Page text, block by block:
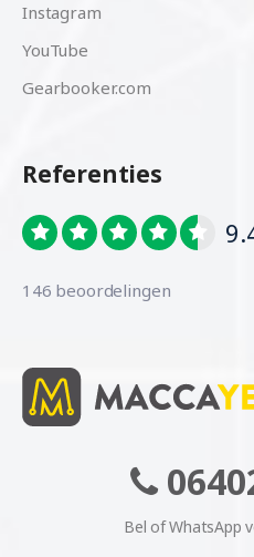
Instagram
YouTube
Gearbooker.com
Referenties
146 beoordelingen
Bel of WhatsApp